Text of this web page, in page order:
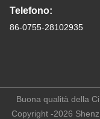
Telefono:
86-0755-28102935
Buona qualità della
Copyright -2026